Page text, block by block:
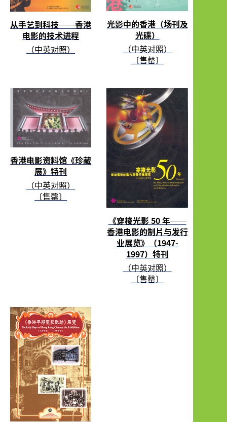
从手艺到科技──香港
电影的技术进程
（中英对照）
光影中的香港（场刊及
光碟）
（中英对照）
〔售罄〕
香港电影资料馆《珍藏
展》特刊
（中英对照）
〔售罄〕
《穿梭光影 50 年──
香港电影的制片与发行
业展览》（1947-
1997）特刊
（中英对照）
〔售罄〕